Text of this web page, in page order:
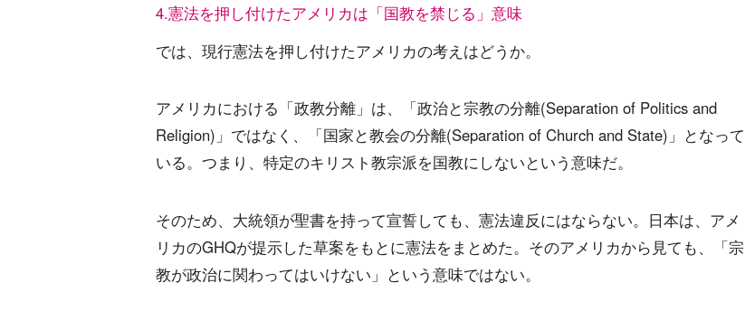
4.憲法を押し付けたアメリカは「国教を禁じる」意味
では、現行憲法を押し付けたアメリカの考えはどうか。
アメリカにおける「政教分離」は、「政治と宗教の分離(Separation of Politics and
Religion)」ではなく、「国家と教会の分離(Separation of Church and State)」となって
いる。つまり、特定のキリスト教宗派を国教にしないという意味だ。
そのため、大統領が聖書を持って宣誓しても、憲法違反にはならない。日本は、アメ
リカのGHQが提示した草案をもとに憲法をまとめた。そのアメリカから見ても、「宗
教が政治に関わってはいけない」という意味ではない。